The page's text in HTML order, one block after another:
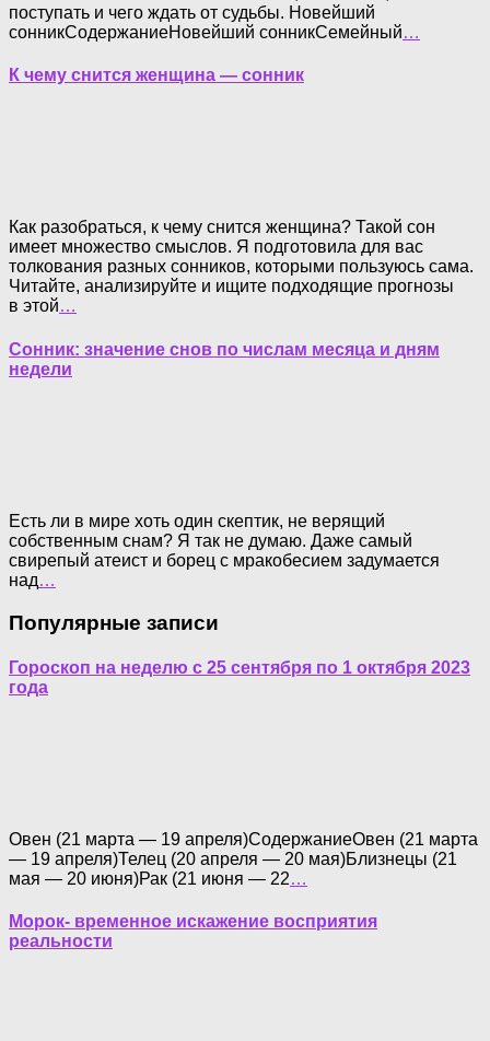
поступать и чего ждать от судьбы. Новейший
сонникСодержаниеНовейший сонникСемейный…
К чему снится женщина — сонник
Как разобраться, к чему снится женщина? Такой сон
имеет множество смыслов. Я подготовила для вас
толкования разных сонников, которыми пользуюсь сама.
Читайте, анализируйте и ищите подходящие прогнозы
в этой…
Сонник: значение снов по числам месяца и дням
недели
Есть ли в мире хоть один скептик, не верящий
собственным снам? Я так не думаю. Даже самый
свирепый атеист и борец с мракобесием задумается
над…
Популярные записи
Гороскоп на неделю с 25 сентября по 1 октября 2023
года
Овен (21 марта — 19 апреля)СодержаниеОвен (21 марта
— 19 апреля)Телец (20 апреля — 20 мая)Близнецы (21
мая — 20 июня)Рак (21 июня — 22…
Морок- временное искажение восприятия
реальности